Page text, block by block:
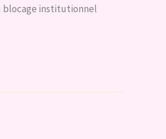
blocage institutionnel